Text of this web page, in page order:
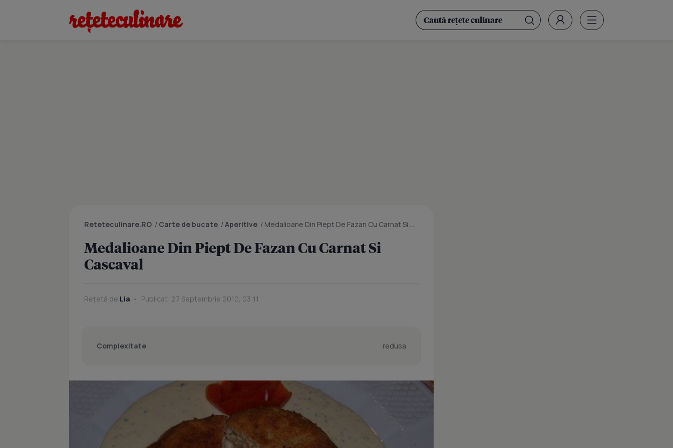
Reteteculinare.RO / Carte de bucate /Aperitive / Medalioane Din Piept De Fazan Cu Carnat Si Cascaval
Medalioane Din Piept De Fazan Cu Carnat Si
Cascaval
Rețetă de Lia Publicat: 27 Septembrie 2010, 03:11
Complexitate redusa